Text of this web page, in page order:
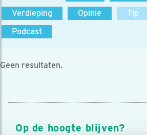
Verdieping
Opinie Tip
Podcast
Geen resultaten.
Op de hoogte blijven?